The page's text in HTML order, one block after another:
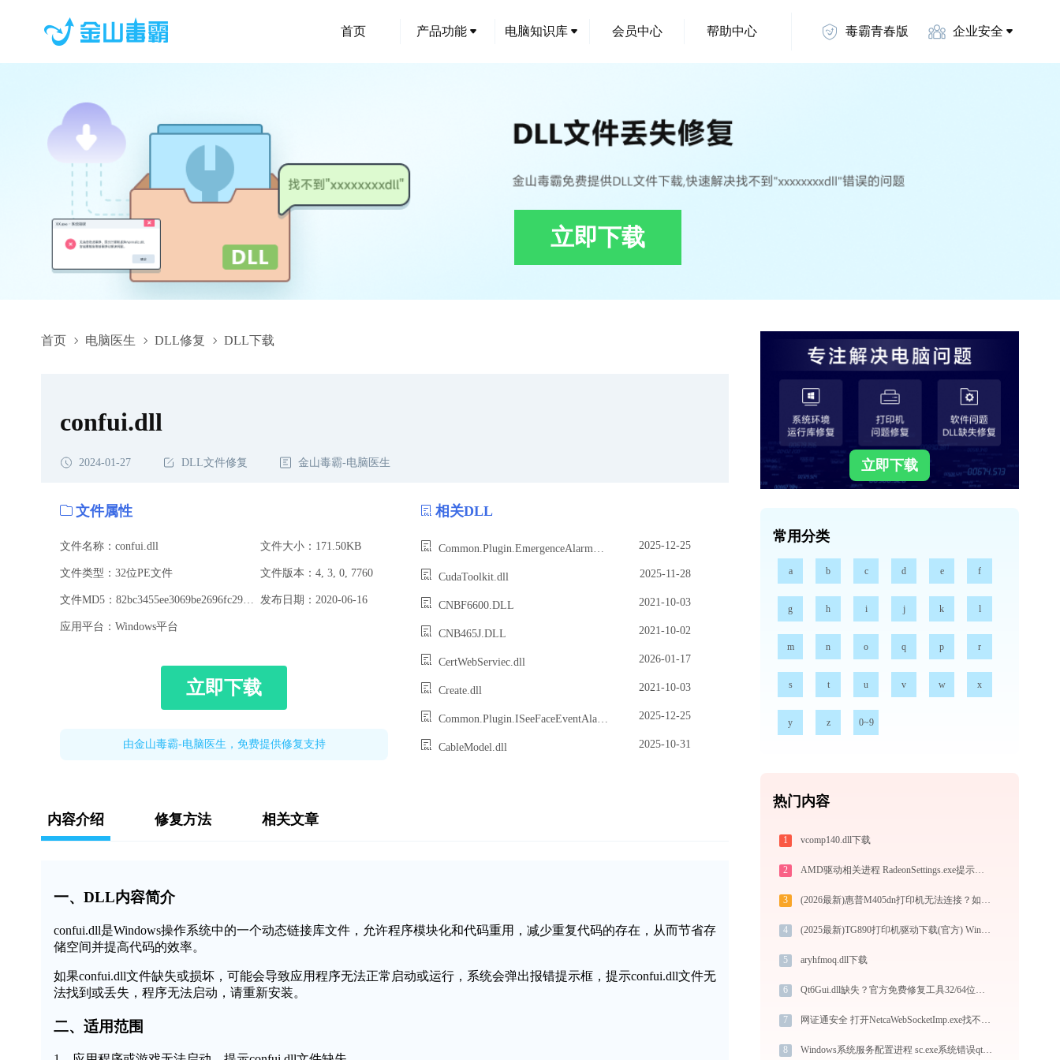
首页 产品功能 电脑知识库 会员中心 帮助中心 毒霸青春版 企业安全
立即下载
首页 电脑医生 DLL修复 DLL下载
confui.dll,confui.dll下载,confui.dll修复
confui.dll
2024-01-27 DLL文件修复 金山毒霸-电脑医生
文件属性
文件名称：confui.dll 文件大小：171.50KB
文件类型：32位PE文件 文件版本：4, 3, 0, 7760
发布日期：2020-06-16
应用平台：Windows平台
立即下载
由金山毒霸-电脑医生，免费提供修复支持
相关DLL
Common.Plugin.EmergenceAlarmDetailPlugin.dll 2025-12-25
CudaToolkit.dll 2025-11-28
CNBF6600.DLL 2021-10-03
CNB465J.DLL 2021-10-02
CertWebServiec.dll 2026-01-17
Create.dll 2021-10-03
Common.Plugin.ISeeFaceEventAlarmDetailPlugin.dll 2025-12-25
CableModel.dll 2025-10-31
内容介绍 修复方法 相关文章
一、DLL内容简介
confui.dll是Windows操作系统中的一个动态链接库文件，允许程序模块化和代码重用，减少重复代码的存在，从而节省存
储空间并提高代码的效率。
如果confui.dll文件缺失或损坏，可能会导致应用程序无法正常启动或运行，系统会弹出报错提示框，提示confui.dll文件无
法找到或丢失，程序无法启动，请重新安装。
二、适用范围
立即下载
常用分类
a b c d e f
g h i j k l
m n o q p r
s t u v w x
y z 0~9
热门内容
1 vcomp140.dll下载
2 AMD驱动相关进程 RadeonSettings.exe提示缺少msvcr100.dll文件的解决办法
3 (2026最新)惠普M405dn打印机无法连接？如何解决？-金山毒霸
4 (2025最新)TG890打印机驱动下载(官方) Win10/Win11支持
5 aryhfmoq.dll下载
6 Qt6Gui.dll缺失？官方免费修复工具32/64位一键修复
7 网证通安全 打开NetcaWebSocketImp.exe找不到netca_log.dll怎么办
8 Windows系统服务配置进程 sc.exe系统错误qt5xmlkso.dll丢失如何解决